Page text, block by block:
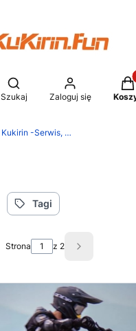
Otwórz wyszukiwarkę
Szukaj Zaloguj się
Gwarancja, Pewny zakup
Tagi
Strona z 2 Następne